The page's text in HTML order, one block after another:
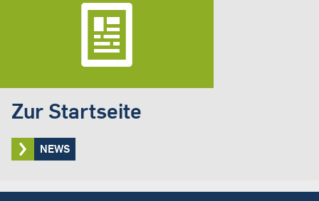
Zur Startseite
NEWS